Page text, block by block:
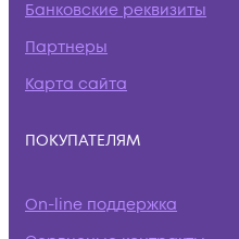
Банковские реквизиты
Партнеры
Карта сайта
ПОКУПАТЕЛЯМ
On-line поддержка